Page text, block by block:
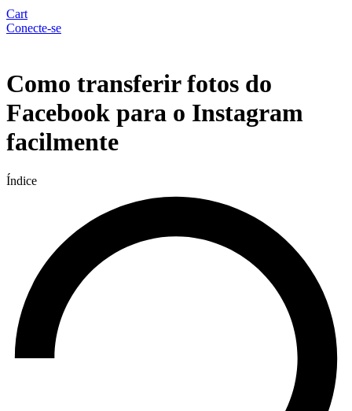
Cart
Conecte-se
Como transferir fotos do
Facebook para o Instagram
facilmente
Índice